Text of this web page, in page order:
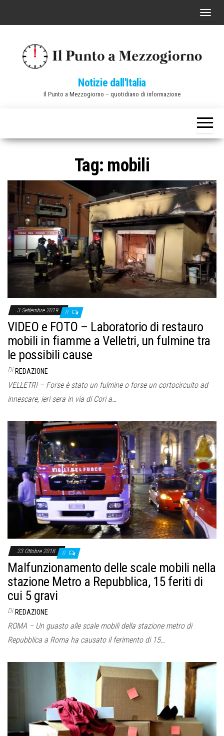
C
a
v
a
z
i
o
n
e
Notizie dall'Italia
Il Punto a Mezzogiorno – quotidiano di informazione
Tag: mobili
3 Settembre 2019 0
VIDEO e FOTO – Laboratorio di restauro
mobili in fiamme a Velletri, un fulmine tra
le possibili cause
Di REDAZIONE
VELLETRI – Forse è stato un fulmine o forse un cortocircuito ad
innescare, ieri sera in via di Cori a…
23 Ottobre 2018 0
Malfunzionamento delle scale mobili nella
stazione Metro a Repubblica, 15 feriti di
cui 5 gravi
Di REDAZIONE
ROMA – Un guasto alle scale mobili della stazione metro di
Repubblica a Roma ha causato il ferimento di 15…